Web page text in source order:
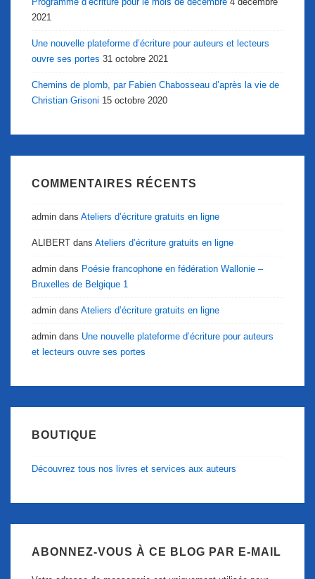
2021
Une nouvelle plateforme d’écriture pour auteurs et lecteurs
ouvre ses portes 31 octobre 2021
Chemins de plomb, par Fabien Chabosseau d’après la vie de
Christian Grisoni 15 octobre 2020
COMMENTAIRES RÉCENTS
admin dans Ateliers d’écriture gratuits en ligne
ALIBERT dans Ateliers d’écriture gratuits en ligne
admin dans Poésie francophone en fédération Wallonie –
Bruxelles de Belgique 1
admin dans Ateliers d’écriture gratuits en ligne
admin dans Une nouvelle plateforme d’écriture pour auteurs
et lecteurs ouvre ses portes
BOUTIQUE
Découvrez tous nos livres et services aux auteurs
ABONNEZ-VOUS À CE BLOG PAR E-MAIL